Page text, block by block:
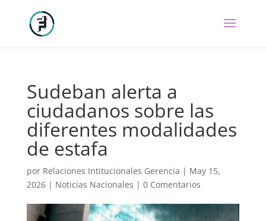
Sudeban alerta a
ciudadanos sobre las
diferentes modalidades
de estafa
por Relaciones Intitucionales Gerencia | May 15,
2026| Noticias Nacionales | 0 Comentarios